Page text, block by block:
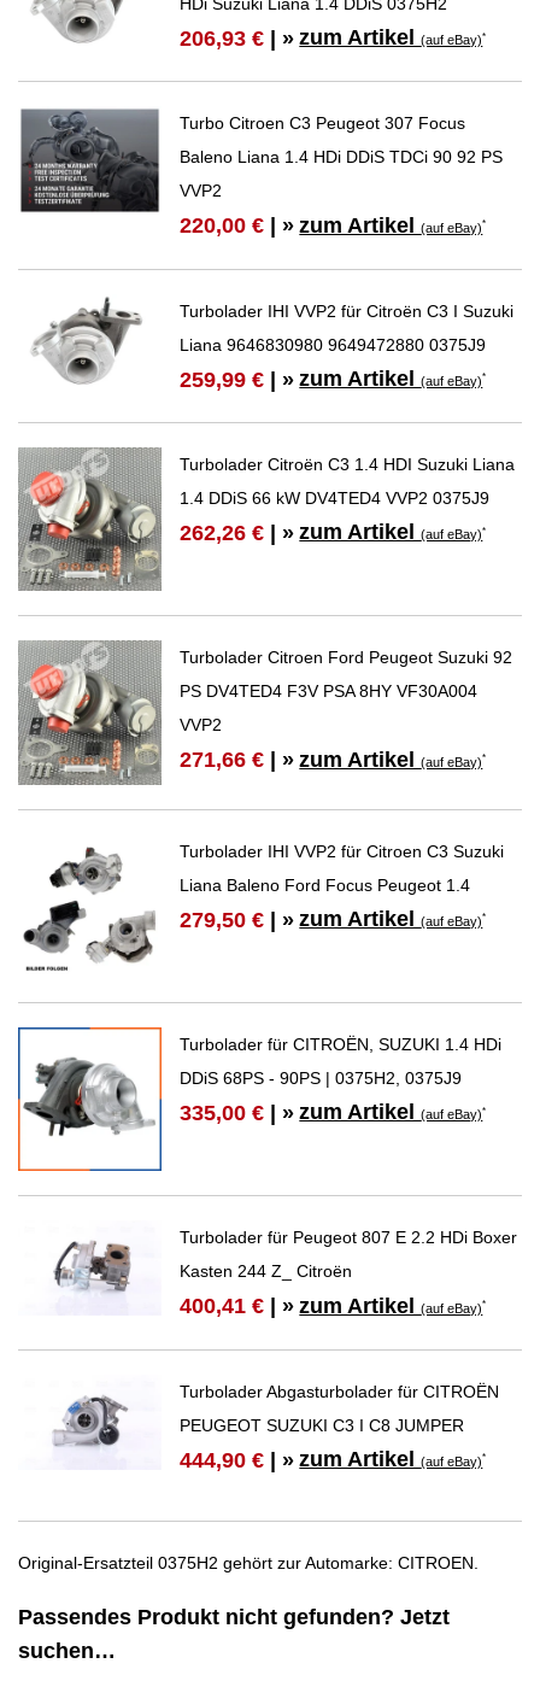
206,93 € | » zum Artikel(auf eBay)*
Turbo Citroen C3 Peugeot 307 Focus
Baleno Liana 1.4 HDi DDiS TDCi 90 92 PS
VVP2
220,00 € | » zum Artikel(auf eBay)*
Turbolader IHI VVP2 für Citroën C3 I Suzuki
Liana 9646830980 9649472880 0375J9
259,99 € | » zum Artikel(auf eBay)*
Turbolader Citroën C3 1.4 HDI Suzuki Liana
1.4 DDiS 66 kW DV4TED4 VVP2 0375J9
262,26 € | » zum Artikel(auf eBay)*
Turbolader Citroen Ford Peugeot Suzuki 92
PS DV4TED4 F3V PSA 8HY VF30A004
VVP2
271,66 € | » zum Artikel(auf eBay)*
Turbolader IHI VVP2 für Citroen C3 Suzuki
Liana Baleno Ford Focus Peugeot 1.4
279,50 € | » zum Artikel(auf eBay)*
Turbolader für CITROËN, SUZUKI 1.4 HDi
DDiS 68PS - 90PS | 0375H2, 0375J9
335,00 € | » zum Artikel(auf eBay)*
Turbolader für Peugeot 807 E 2.2 HDi Boxer
Kasten 244 Z_ Citroën
400,41 € | » zum Artikel(auf eBay)*
Turbolader Abgasturbolader für CITROËN
PEUGEOT SUZUKI C3 I C8 JUMPER
444,90 € | » zum Artikel(auf eBay)*
Original-Ersatzteil 0375H2 gehört zur Automarke: CITROEN.
Passendes Produkt nicht gefunden? Jetzt
suchen…